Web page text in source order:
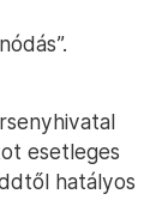
esetleges
hatályos